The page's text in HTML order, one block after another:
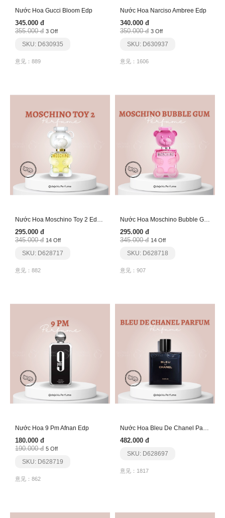
Nước Hoa Gucci Bloom Edp
345.000 đ
355.000 đ 3 Off
SKU: D630935
意见：889
Nước Hoa Narciso Ambree Edp
340.000 đ
350.000 đ 3 Off
SKU: D630937
意见：1606
295.000 đ
345.000 đ 14 Off
SKU: D628717
意见：882
295.000 đ
345.000 đ 14 Off
SKU: D628718
意见：907
Nước Hoa 9 Pm Afnan Edp
180.000 đ
190.000 đ 5 Off
SKU: D628719
意见：862
Nước Hoa Bleu De Chanel Parfum
482.000 đ
SKU: D628697
意见：1817